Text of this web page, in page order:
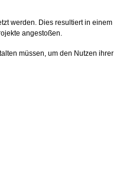
werden. Dies resultiert in einem
angestoßen.
müssen, um den Nutzen ihrer